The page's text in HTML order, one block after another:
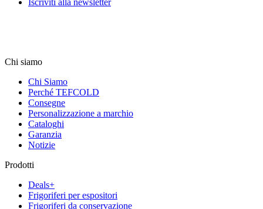
Iscriviti alla newsletter
Chi siamo
Chi Siamo
Perché TEFCOLD
Consegne
Personalizzazione a marchio
Cataloghi
Garanzia
Notizie
Prodotti
Deals+
Frigoriferi per espositori
Frigoriferi da conservazione